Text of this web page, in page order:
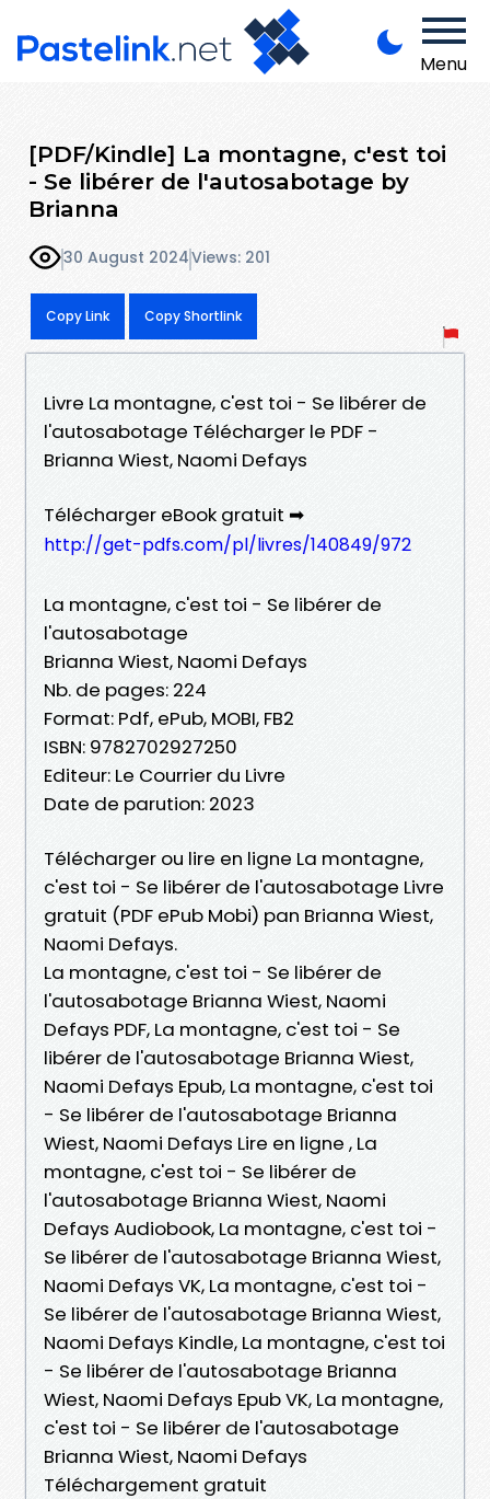
Menu
[PDF/Kindle] La montagne, c'est toi
- Se libérer de l'autosabotage by
Brianna
30 August 2024Views: 201
Copy Link Copy Shortlink
Livre La montagne, c'est toi - Se libérer de
l'autosabotage Télécharger le PDF -
Brianna Wiest, Naomi Defays
Télécharger eBook gratuit ➡
http://get-pdfs.com/pl/livres/140849/972
La montagne, c'est toi - Se libérer de
l'autosabotage
Brianna Wiest, Naomi Defays
Nb. de pages: 224
Format: Pdf, ePub, MOBI, FB2
ISBN: 9782702927250
Editeur: Le Courrier du Livre
Date de parution: 2023
Télécharger ou lire en ligne La montagne,
c'est toi - Se libérer de l'autosabotage Livre
gratuit (PDF ePub Mobi) pan Brianna Wiest,
Naomi Defays.
La montagne, c'est toi - Se libérer de
l'autosabotage Brianna Wiest, Naomi
Defays PDF, La montagne, c'est toi - Se
libérer de l'autosabotage Brianna Wiest,
Naomi Defays Epub, La montagne, c'est toi
- Se libérer de l'autosabotage Brianna
Wiest, Naomi Defays Lire en ligne , La
montagne, c'est toi - Se libérer de
l'autosabotage Brianna Wiest, Naomi
Defays Audiobook, La montagne, c'est toi -
Se libérer de l'autosabotage Brianna Wiest,
Naomi Defays VK, La montagne, c'est toi -
Se libérer de l'autosabotage Brianna Wiest,
Naomi Defays Kindle, La montagne, c'est toi
- Se libérer de l'autosabotage Brianna
Wiest, Naomi Defays Epub VK, La montagne,
c'est toi - Se libérer de l'autosabotage
Brianna Wiest, Naomi Defays
Téléchargement gratuit